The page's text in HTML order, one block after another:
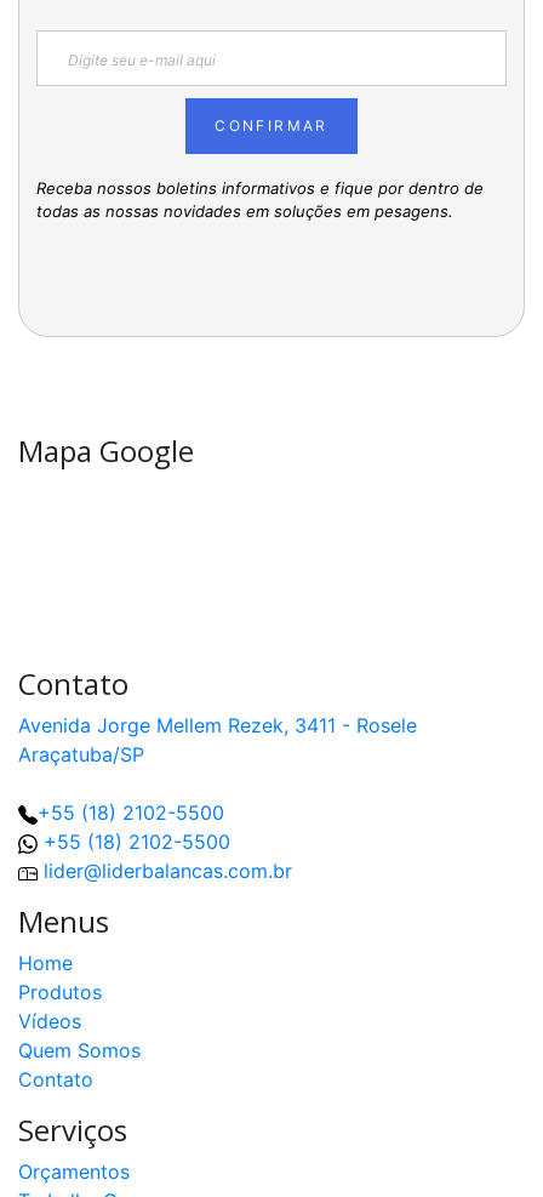
CONFIRMAR
Receba nossos boletins informativos e fique por dentro de
todas as nossas novidades em soluções em pesagens.
Mapa Google
Contato
Avenida Jorge Mellem Rezek, 3411 - Rosele
Araçatuba/SP
+55 (18) 2102-5500
+55 (18) 2102-5500
lider@liderbalancas.com.br
Menus
Home
Produtos
Vídeos
Quem Somos
Contato
Serviços
Orçamentos